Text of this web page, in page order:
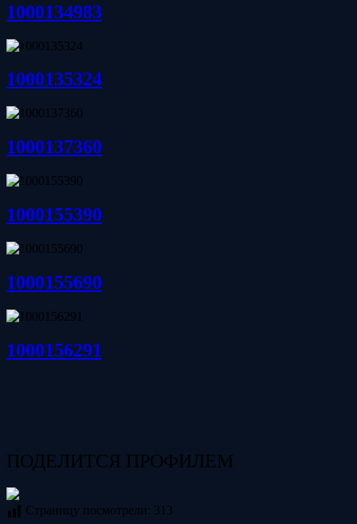
1000134983
1000135324
1000137360
1000155390
1000155690
1000156291
ПОДЕЛИТСЯ ПРОФИЛЕМ
Страницу посмотрели: 313